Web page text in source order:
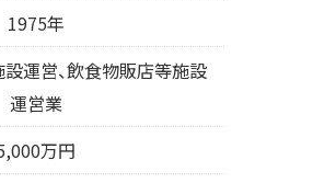
1975年
設運営、飲食物販店等施設
運営業
万円